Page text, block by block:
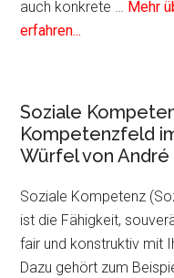
auch konkrete … Mehr
erfahren...
Kommunikative
Kompetenz
als
im
Soft
Skills
Würfel
Soziale
Kompetenzfeld
Würfel von
Soziale Kompetenz
ist die Fähigkeit,
fair und konstruktiv mit
Dazu gehört zum